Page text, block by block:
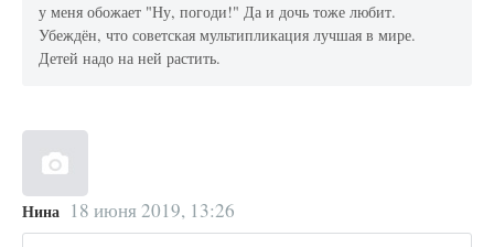
у меня обожает "Ну, погоди!" Да и дочь тоже любит.
Убеждён, что советская мультипликация лучшая в мире.
Детей надо на ней растить.
Нина 18 июня 2019, 13:26